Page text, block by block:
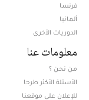
فرنسا
ألمانيا
الدوريات الأخرى
معلومات عنا
من نحن ؟
الأسئلة الأكثر طرحا
للإعلان على موقعنا